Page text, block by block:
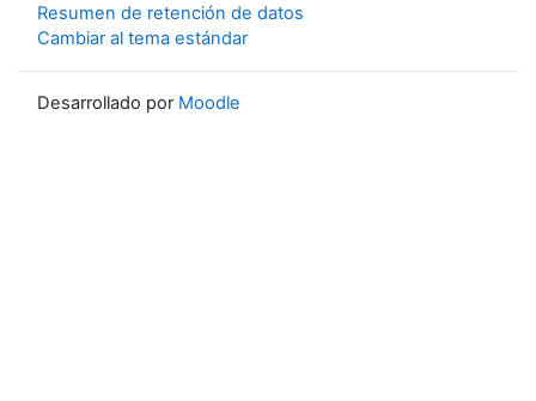
Resumen de retención de datos
Cambiar al tema estándar
Desarrollado por Moodle